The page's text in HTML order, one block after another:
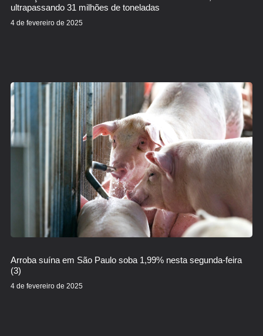
ultrapassando 31 milhões de toneladas
4 de fevereiro de 2025
Arroba suína em São Paulo soba 1,99% nesta segunda-feira
(3)
4 de fevereiro de 2025